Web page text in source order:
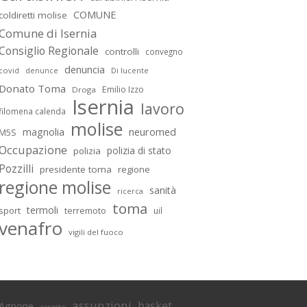
coldiretti molise COMUNE
di Isernia
Regionale controlli convegno
covid denunce denuncia Di lucente
Donato Toma Droga Emilio Izzo
calenda Isernia lavoro
M5S magnolia molise neuromed
polizia polizia di stato
Pozzilli presidente toma regione
regione molise ricerca sanità
sport termoli terremoto toma uil
vigili del fuoco